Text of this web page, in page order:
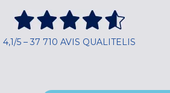
4,1/5 – 37 710 AVIS QUALITELIS